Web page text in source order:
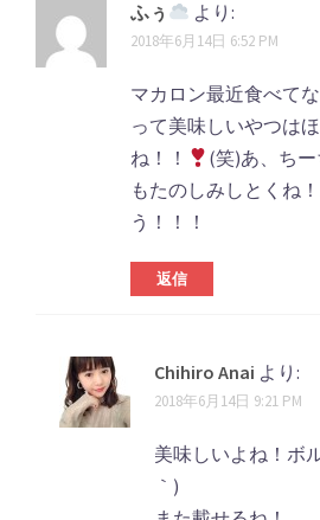
ふぅ より:
2018年6月14日 6:52 PM
マカロン最近食べて
って美味しいやつは
ね！！
(笑)あ、ち
もたのしみしとくね
う！！！
返信
Chihiro Anai より:
2018年6月14日 9:21 PM
美味しいよね！ボ
｀)